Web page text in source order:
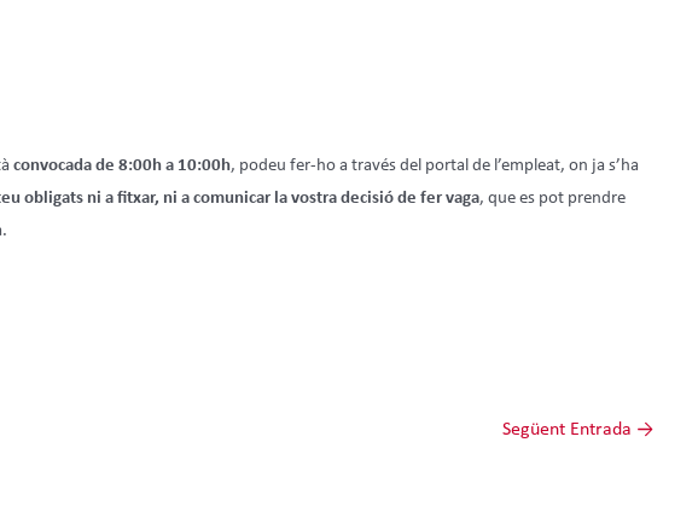
convocada de 8:00h a 10:00h, podeu fer-ho a través del portal de l’empleat, on ja s’ha
obligats ni a fitxar, ni a comunicar la vostra decisió de fer vaga, que es pot prendre
Següent Entrada →